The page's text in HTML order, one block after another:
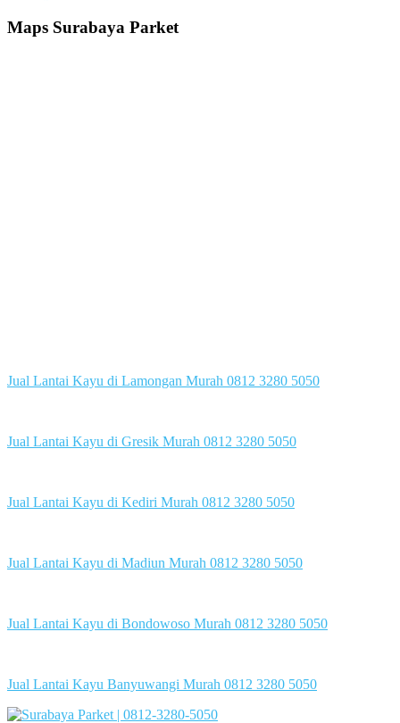
Maps Surabaya Parket
Jual Lantai Kayu di Lamongan Murah 0812 3280 5050
Jual Lantai Kayu di Gresik Murah 0812 3280 5050
Jual Lantai Kayu di Kediri Murah 0812 3280 5050
Jual Lantai Kayu di Madiun Murah 0812 3280 5050
Jual Lantai Kayu di Bondowoso Murah 0812 3280 5050
Jual Lantai Kayu Banyuwangi Murah 0812 3280 5050